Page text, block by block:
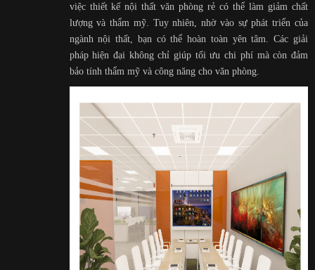
việc thiết kế nội thất văn phòng rẻ có thể làm giảm chất
lượng và thẩm mỹ. Tuy nhiên, nhờ vào sự phát triển của
ngành nội thất, bạn có thể hoàn toàn yên tâm. Các giải
pháp hiện đại không chỉ giúp tối ưu chi phí mà còn đảm
bảo tính thẩm mỹ và công năng cho văn phòng.